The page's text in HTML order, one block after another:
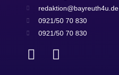
redaktion@bayreuth4u.de
0921/50 70 830
0921/50 70 830